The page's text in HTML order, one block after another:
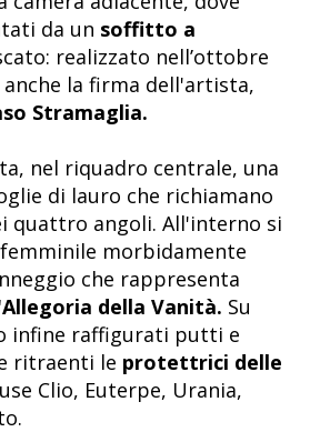
da un soffitto a
realizzato nell’ottobre
la firma dell'artista,
Stramaglia.
nel riquadro centrale, una
di lauro che richiamano
quattro angoli. All'interno si
morbidamente
che rappresenta
della Vanità. Su
infine raffigurati putti e
ritraenti le protettrici delle
Clio, Euterpe, Urania,